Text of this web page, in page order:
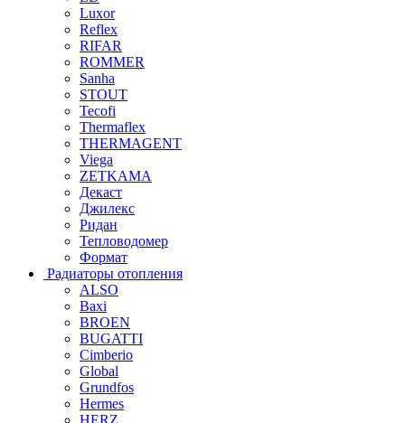
Luxor
Reflex
RIFAR
ROMMER
Sanha
STOUT
Tecofi
Thermaflex
THERMAGENT
Viega
ZETKAMA
Декаст
Джилекс
Ридан
Тепловодомер
Формат
Радиаторы отопления
ALSO
Baxi
BROEN
BUGATTI
Cimberio
Global
Grundfos
Hermes
HERZ